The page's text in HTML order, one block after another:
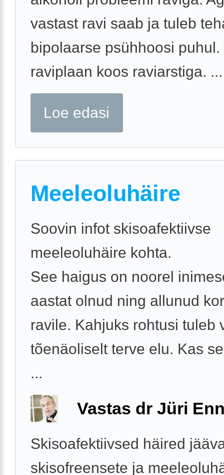
vastast ravi saab ja tuleb
bipolaarse psühhoosi puhul.
raviplaan koos raviarstiga. ...
Loe edasi
Meeleoluhäire
Soovin infot skisoafektiivse
meeleoluhäire kohta.
See haigus on noorel
aastat olnud ning allunud
ravile. Kahjuks rohtusi tuleb
tõenäoliselt terve elu. Kas
...
Vastas dr Jüri
Skisoafektiivsed häired
skisofreensete ja